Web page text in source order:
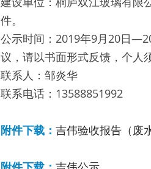
件。
公示时间：2019年9月20日
议，请以书面形式反馈，个人
联系人：邹炎华
联系电话：13588851992
附件下载： 吉伟验收报告（废